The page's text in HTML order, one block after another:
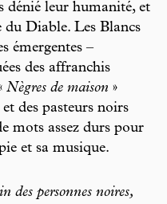
dénié leur humanité, et
Diable. Les Blancs
émergentes –
des affranchis
Nègres de maison »
des pasteurs noirs
mots assez durs pour
et sa musique.
des personnes noires,